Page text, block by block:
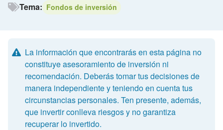
Tema: Fondos de inversión
La información que encontrarás en esta página no
constituye asesoramiento de inversión ni
recomendación. Deberás tomar tus decisiones de
manera independiente y teniendo en cuenta tus
circunstancias personales. Ten presente, además,
que invertir conlleva riesgos y no garantiza
recuperar lo invertido.